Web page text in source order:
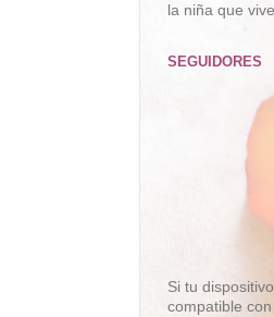
la niña que
SEGUIDORES
Si tu
compatible